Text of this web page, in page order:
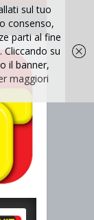
sul tuo
consenso,
parti al fine
su
il banner,
maggiori